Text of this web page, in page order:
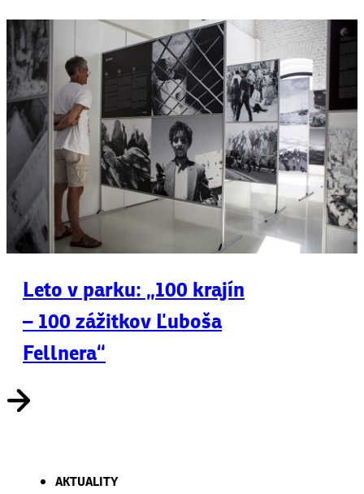
Leto v parku: „100 krajín
– 100 zážitkov Ľuboša
Fellnera“
AKTUALITY